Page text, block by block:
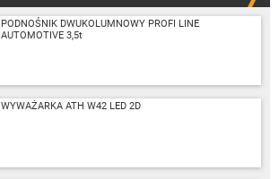
PODNOŚNIK DWUKOLUMNOWY PROFI LINE
AUTOMOTIVE 3,5t
WYWAŻARKA ATH W42 LED 2D